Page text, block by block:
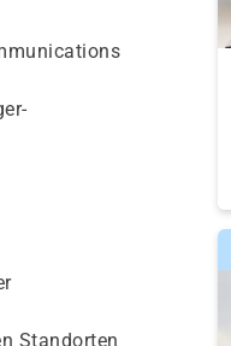
Standorten